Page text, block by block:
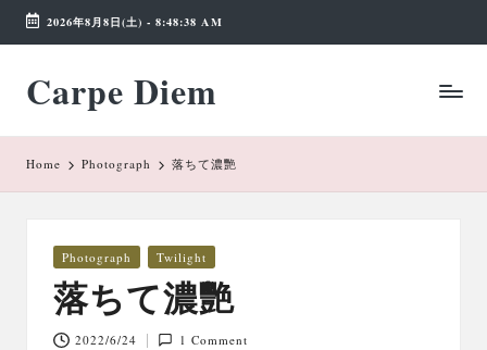
Skip
content
2026年8月8日(土) - 8:48:38 AM
Carpe Diem
Weekend
Wonderland
Home Photograph 落ちて濃艷
Posted
in
Photograph Twilight
落ちて濃艷
2022/6/24 1 Comment